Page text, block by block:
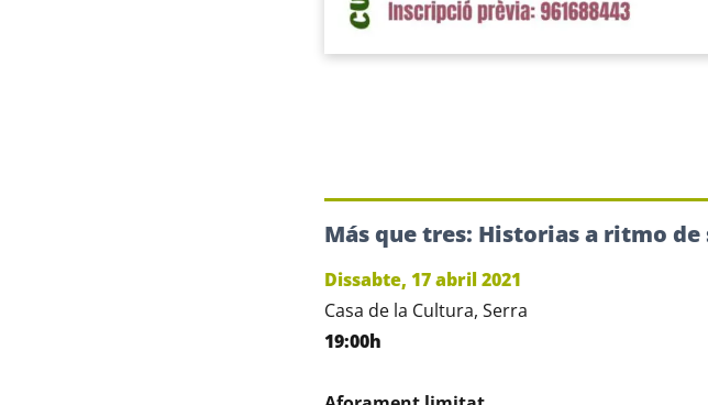
Más que tres: Historias a ritmo de
Dissabte, 17 abril 2021
Casa de la Cultura, Serra
19:00h